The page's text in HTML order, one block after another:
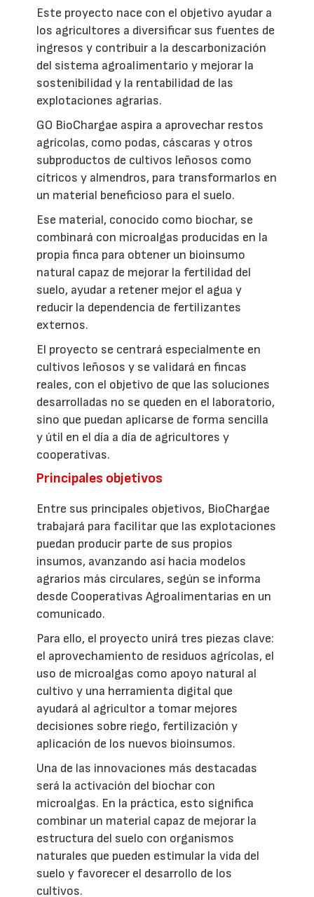
Este proyecto nace con el objetivo ayudar a
los agricultores a diversificar sus fuentes de
ingresos y contribuir a la descarbonización
del sistema agroalimentario y mejorar la
sostenibilidad y la rentabilidad de las
explotaciones agrarias.
GO BioChargae aspira a aprovechar restos
agrícolas, como podas, cáscaras y otros
subproductos de cultivos leñosos como
cítricos y almendros, para transformarlos en
un material beneficioso para el suelo.
Ese material, conocido como biochar, se
combinará con microalgas producidas en la
propia finca para obtener un bioinsumo
natural capaz de mejorar la fertilidad del
suelo, ayudar a retener mejor el agua y
reducir la dependencia de fertilizantes
externos.
El proyecto se centrará especialmente en
cultivos leñosos y se validará en fincas
reales, con el objetivo de que las soluciones
desarrolladas no se queden en el laboratorio,
sino que puedan aplicarse de forma sencilla
y útil en el día a día de agricultores y
cooperativas.
Principales objetivos
Entre sus principales objetivos, BioChargae
trabajará para facilitar que las explotaciones
puedan producir parte de sus propios
insumos, avanzando así hacia modelos
agrarios más circulares, según se informa
desde Cooperativas Agroalimentarias en un
comunicado.
Para ello, el proyecto unirá tres piezas clave:
el aprovechamiento de residuos agrícolas, el
uso de microalgas como apoyo natural al
cultivo y una herramienta digital que
ayudará al agricultor a tomar mejores
decisiones sobre riego, fertilización y
aplicación de los nuevos bioinsumos.
Una de las innovaciones más destacadas
será la activación del biochar con
microalgas. En la práctica, esto significa
combinar un material capaz de mejorar la
estructura del suelo con organismos
naturales que pueden estimular la vida del
suelo y favorecer el desarrollo de los
cultivos.